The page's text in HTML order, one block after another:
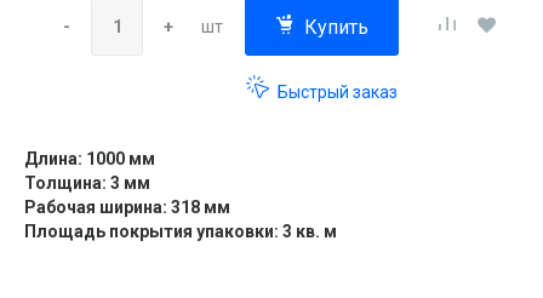
- + шт Купить
Быстрый заказ
Длина: 1000 мм
Толщина: 3 мм
Рабочая ширина: 318 мм
Площадь покрытия упаковки: 3 кв. м